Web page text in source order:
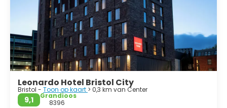
Leonardo Hotel Bristol City
Bristol - Toon op kaart > 0,3 km van Center
9,1
Grandioos
8396